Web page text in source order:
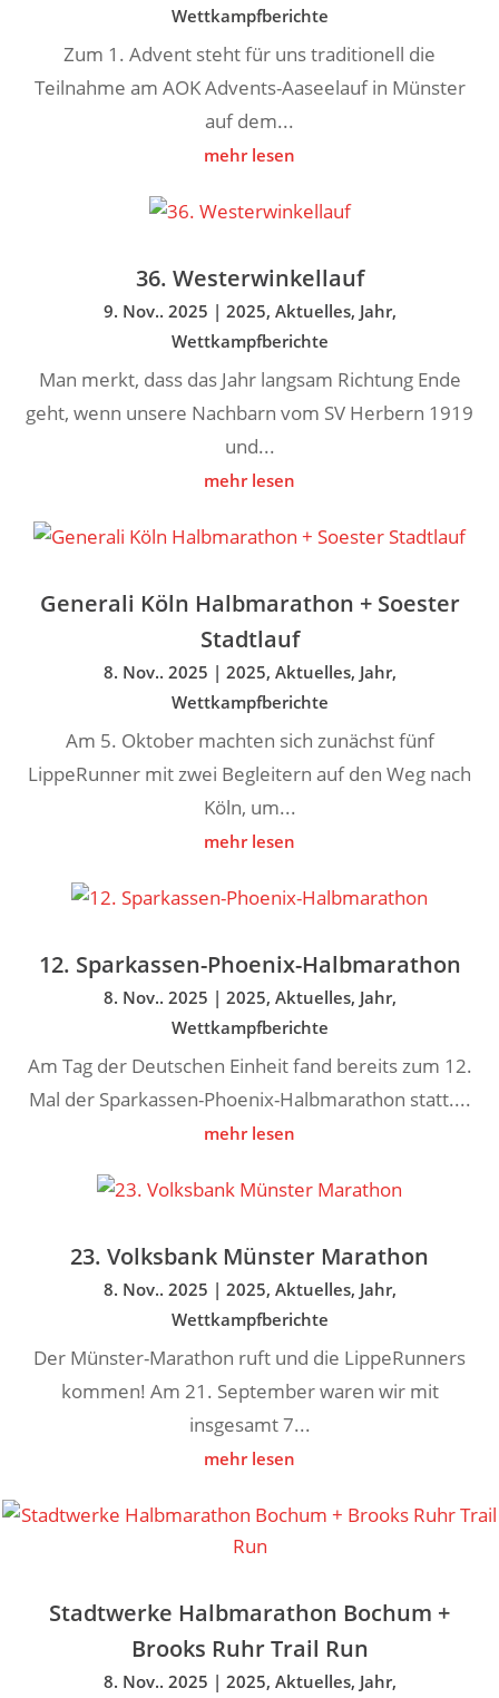
Wettkampfberichte
Zum 1. Advent steht für uns traditionell die
Teilnahme am AOK Advents-Aaseelauf in Münster
auf dem...
mehr lesen
36. Westerwinkellauf
9. Nov.. 2025 | 2025, Aktuelles, Jahr,
Wettkampfberichte
Man merkt, dass das Jahr langsam Richtung Ende
geht, wenn unsere Nachbarn vom SV Herbern 1919
und...
mehr lesen
Generali Köln Halbmarathon + Soester
Stadtlauf
8. Nov.. 2025 | 2025, Aktuelles, Jahr,
Wettkampfberichte
Am 5. Oktober machten sich zunächst fünf
LippeRunner mit zwei Begleitern auf den Weg nach
Köln, um...
mehr lesen
12. Sparkassen-Phoenix-Halbmarathon
8. Nov.. 2025 | 2025, Aktuelles, Jahr,
Wettkampfberichte
Am Tag der Deutschen Einheit fand bereits zum 12.
Mal der Sparkassen-Phoenix-Halbmarathon statt....
mehr lesen
23. Volksbank Münster Marathon
8. Nov.. 2025 | 2025, Aktuelles, Jahr,
Wettkampfberichte
Der Münster-Marathon ruft und die LippeRunners
kommen! Am 21. September waren wir mit
insgesamt 7...
mehr lesen
Stadtwerke Halbmarathon Bochum +
Brooks Ruhr Trail Run
8. Nov.. 2025 | 2025, Aktuelles, Jahr,